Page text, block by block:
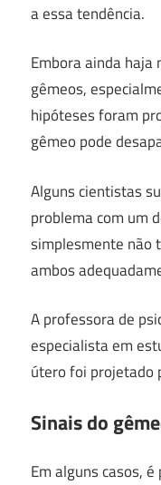
a essa tendência.
Embora ainda haja
gêmeos,
hipóteses foram
gêmeo pode
Alguns cientistas
problema com um
simplesmente não
ambos
A professora de
especialista em
útero foi projetado
Sinais do
Em alguns casos,